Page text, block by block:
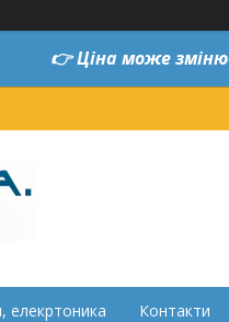
👉Ціна може
Контакти